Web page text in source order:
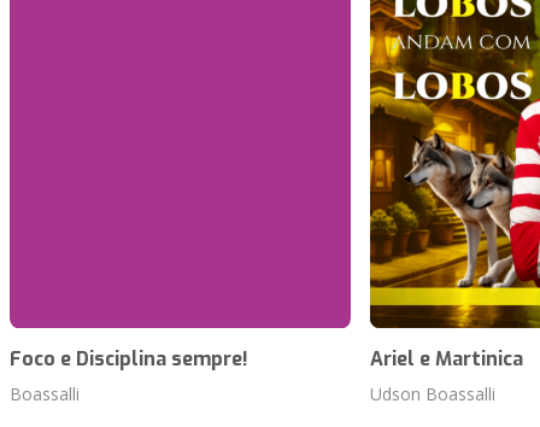
Foco e Disciplina sempre!
Boassalli
Ariel e Martinica
Udson Boassalli